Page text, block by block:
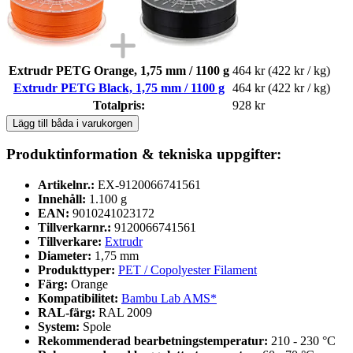
Extrudr PETG Orange, 1,75 mm / 1100 g 464 kr (422 kr / kg)
Extrudr PETG Black, 1,75 mm / 1100 g 464 kr (422 kr / kg)
Totalpris:
928 kr
Lägg till båda i varukorgen
Produktinformation & tekniska uppgifter:
Artikelnr.: EX-9120066741561
Innehåll: 1.100 g
EAN: 9010241023172
Tillverkarnr.: 9120066741561
Tillverkare: Extrudr
Diameter: 1,75 mm
Produkttyper: PET / Copolyester Filament
Färg: Orange
Kompatibilitet: Bambu Lab AMS*
RAL-färg: RAL 2009
System: Spole
Rekommenderad bearbetningstemperatur: 210 - 230 °C